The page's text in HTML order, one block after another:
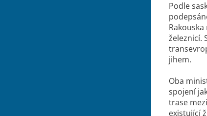
Podle
železnicí.
jihem.
Oba
spojení
trase
existující